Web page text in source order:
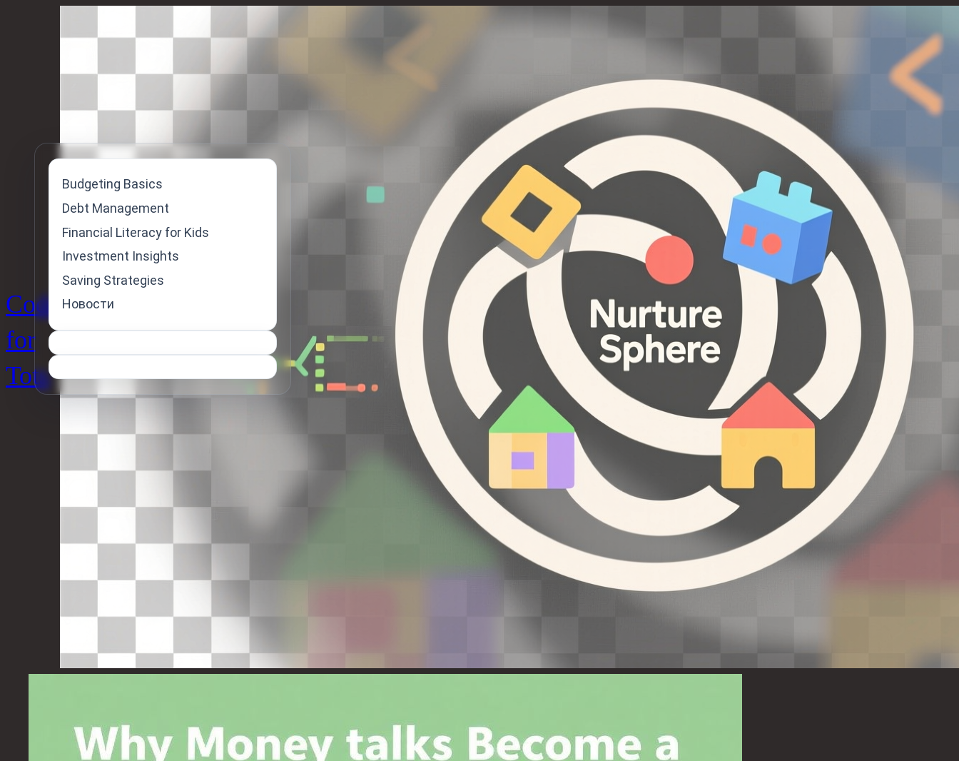
Code
for
Tots
Budgeting Basics
Debt Management
Financial Literacy for Kids
Investment Insights
Saving Strategies
Новости